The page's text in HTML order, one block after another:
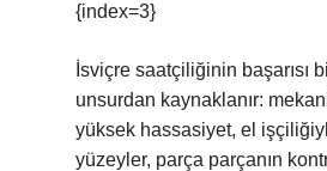
{index=3}
İsviçre saatçiliğinin başarısı
unsurdan kaynaklanır:
yüksek hassasiyet, el
yüzeyler, parça parçanın